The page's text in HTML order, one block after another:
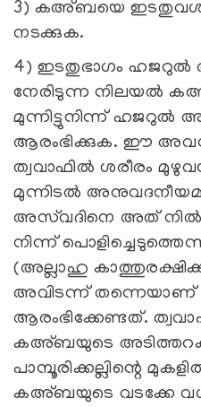
3) കഅ്ബയെ
നടക്കുക.
4) ഇടതുഭാഗം
നേരിടുന്ന നിലയല്‍
മുന്നിട്ടുനിന്ന്
ആരംഭിക്കുക. ഈ
ത്വവാഫില്‍ ശരീരം
മുന്നിടല്‍
അസ്‌വദിനെ അത്
നിന്ന്
(അല്ലാഹു
അവിടന്ന് തന്നെയാണ്
ആരംഭിക്കേണ്ടത്.
കഅ്ബയുടെ അടിത്തറക്ക്
പാമ്പൂരിക്കല്ലിന്റെ
കഅ്ബയുടെ വടക്കേ